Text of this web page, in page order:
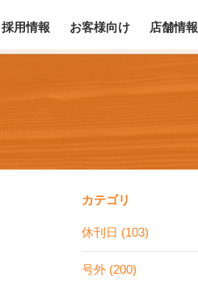
採用情報 お客様向け 店舗情報
カテゴリ
休刊日 (103)
号外 (200)